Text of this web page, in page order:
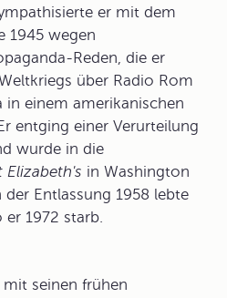
er mit dem
1945 wegen
Reden, die er
über Radio Rom
in einem amerikanischen
entging einer Verurteilung
wurde in die
Elizabeth's in Washington
Entlassung 1958 lebte
1972 starb.
seinen frühen